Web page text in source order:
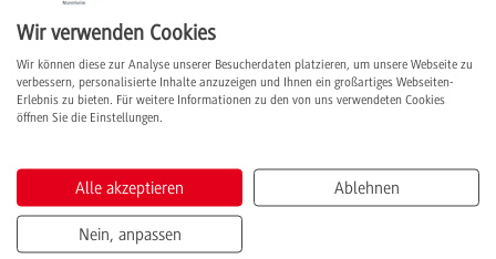
& Controlling
Wissenschaftliche Arbeiten -
Controlling
Wissenschaftliche Arbeiten -
Problemstellungen in RSW-Accounting &
01 / 2019
WLAN - Wichtige Regeln und Bedingungen 05 / 2019 +
Zeitplan Projektarbeit I und II für WIB23 01 / 2024 +
Zeitplan Projektarbeit I und II für WIB24
Wir verwenden Cookies
Wir können diese zur Analyse unserer Besucherdaten platzieren, um unsere Webseite zu
verbessern, personalisierte Inhalte anzuzeigen und Ihnen ein großartiges Webseiten-
Erlebnis zu bieten. Für weitere Informationen zu den von uns verwendeten Cookies
öffnen Sie die Einstellungen.
Alle akzeptieren Ablehnen
Nein, anpassen